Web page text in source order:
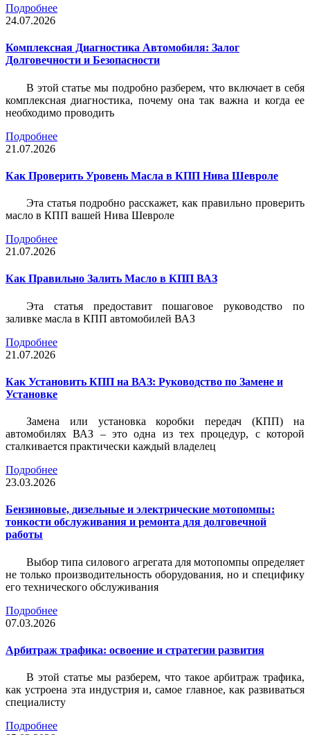
Подробнее
24.07.2026
Комплексная Диагностика Автомобиля: Залог
Долговечности и Безопасности
В этой статье мы подробно разберем, что включает в себя
комплексная диагностика, почему она так важна и когда ее
необходимо проводить
Подробнее
21.07.2026
Как Проверить Уровень Масла в КПП Нива Шевроле
Эта статья подробно расскажет, как правильно проверить
масло в КПП вашей Нива Шевроле
Подробнее
21.07.2026
Как Правильно Залить Масло в КПП ВАЗ
Эта статья предоставит пошаговое руководство по
заливке масла в КПП автомобилей ВАЗ
Подробнее
21.07.2026
Как Установить КПП на ВАЗ: Руководство по Замене и
Установке
Замена или установка коробки передач (КПП) на
автомобилях ВАЗ – это одна из тех процедур, с которой
сталкивается практически каждый владелец
Подробнее
23.03.2026
Бензиновые, дизельные и электрические мотопомпы:
тонкости обслуживания и ремонта для долговечной
работы
Выбор типа силового агрегата для мотопомпы определяет
не только производительность оборудования, но и специфику
его технического обслуживания
Подробнее
07.03.2026
Арбитраж трафика: освоение и стратегии развития
В этой статье мы разберем, что такое арбитраж трафика,
как устроена эта индустрия и, самое главное, как развиваться
специалисту
Подробнее